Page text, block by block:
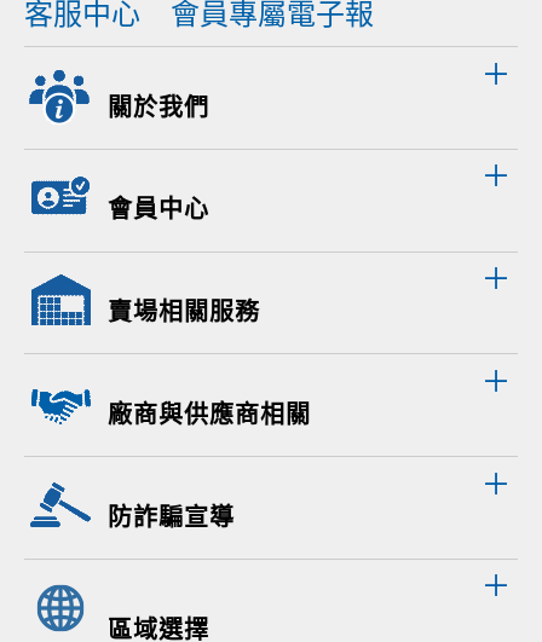
客服中心 會員專屬電子報
關於我們
會員中心
賣場相關服務
廠商與供應商相關
防詐騙宣導
區域選擇